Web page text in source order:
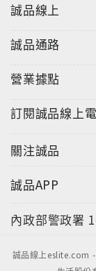
誠品線上
誠品通路
營業據點
訂閱誠品線上
關注誠品
誠品APP
內政部警政署
誠品線上eslite.com